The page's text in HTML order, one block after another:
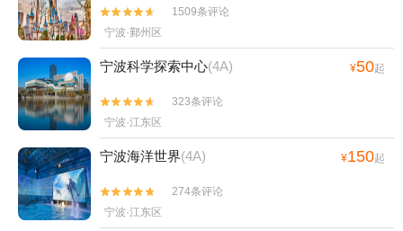


1509条评论
宁波·鄞州区
宁波科学探索中心(4A) ¥50起


323条评论
宁波·江东区
宁波海洋世界(4A) ¥150起


274条评论
宁波·江东区